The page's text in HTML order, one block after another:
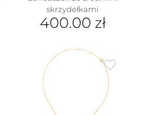
skrzydełkami
400.00 zł